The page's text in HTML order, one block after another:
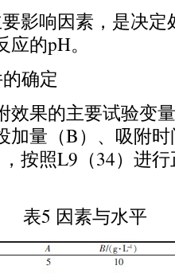
影响因素，是决
应的pH。
确定
效果的主要试验变
加量（B）、吸附
按照L9 （34）进
表5 因素与水平